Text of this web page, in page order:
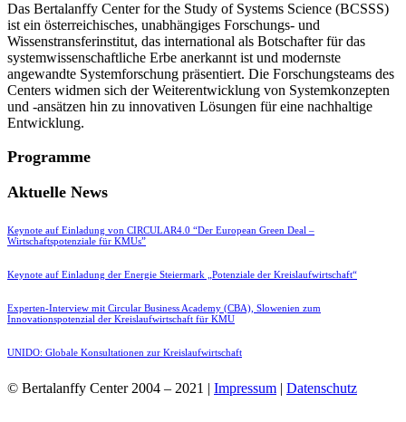
Das Bertalanffy Center for the Study of Systems Science (BCSSS)
ist ein österreichisches, unabhängiges Forschungs- und
Wissenstransferinstitut, das international als Botschafter für das
systemwissenschaftliche Erbe anerkannt ist und modernste
angewandte Systemforschung präsentiert. Die Forschungsteams des
Centers widmen sich der Weiterentwicklung von Systemkonzepten
und -ansätzen hin zu innovativen Lösungen für eine nachhaltige
Entwicklung.
Programme
Aktuelle News
Keynote auf Einladung von CIRCULAR4.0 “Der European Green Deal –
Wirtschaftspotenziale für KMUs”
Keynote auf Einladung der Energie Steiermark „Potenziale der Kreislaufwirtschaft“
Experten-Interview mit Circular Business Academy (CBA), Slowenien zum
Innovationspotenzial der Kreislaufwirtschaft für KMU
UNIDO: Globale Konsultationen zur Kreislaufwirtschaft
© Bertalanffy Center 2004 – 2021 | Impressum | Datenschutz